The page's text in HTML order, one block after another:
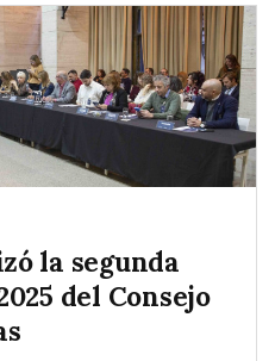
la segunda
del Consejo